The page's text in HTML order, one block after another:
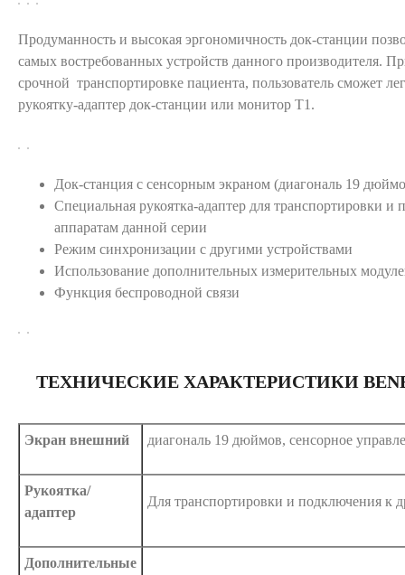
Продуманность и высокая эргономичность док-станции
самых востребованных устройств данного производителя.
срочной транспортировке пациента, пользователь сможет
рукоятку-адаптер док-станции или монитор T1.
Док-станция с сенсорным экраном (диагональ 19
Специальная рукоятка-адаптер для транспортировки и
аппаратам данной серии
Режим синхронизации с другими устройствами
Использование дополнительных измерительных
Функция беспроводной связи
ТЕХНИЧЕСКИЕ ХАРАКТЕРИСТИКИ
Экран внешний диагональ 19 дюймов, сенсорное
Рукоятка/
адаптер
Для транспортировки и подключения к
Дополнительные